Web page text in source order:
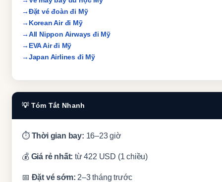
Đặt vé đoàn đi Mỹ
Korean Air đi Mỹ
All Nippon Airways đi Mỹ
EVA Air đi Mỹ
Japan Airlines đi Mỹ
💡 Tóm Tắt Nhanh
⏱ Thời gian bay: 16–23 giờ
💰 Giá rẻ nhất: từ 422 USD (1 chiều)
📅 Đặt vé sớm: 2–3 tháng trước